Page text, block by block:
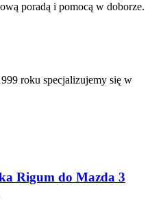
poradą i pomocą w doborze.
roku specjalizujemy się w
Rigum do Mazda 3